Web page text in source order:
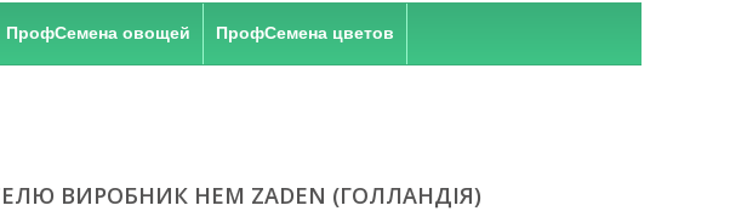
ПрофСемена овощей ПрофСемена цветов
ВИРОБНИК HEM ZADEN (ГОЛЛАНДІЯ)